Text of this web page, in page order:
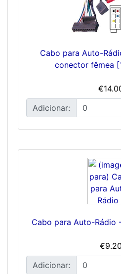
Cabo para Auto-
conector fêmea
Adicionar:
Cabo para Auto-Rádio
€9.20
Adicionar: